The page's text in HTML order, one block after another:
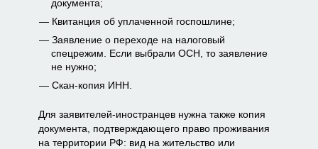
документа;
Квитанция об уплаченной госпошлине;
Заявление о переходе на налоговый
спецрежим. Если выбрали ОСН, то заявление
не нужно;
Скан-копия ИНН.
Для заявителей-иностранцев нужна также копия
документа, подтверждающего право проживания
на территории РФ: вид на жительство или